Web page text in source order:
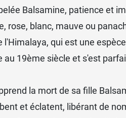
Balsamine, patience et
rose, blanc, mauve ou
qui est une
19ème siècle et s'est
la mort de sa fille
et éclatent, libérant de